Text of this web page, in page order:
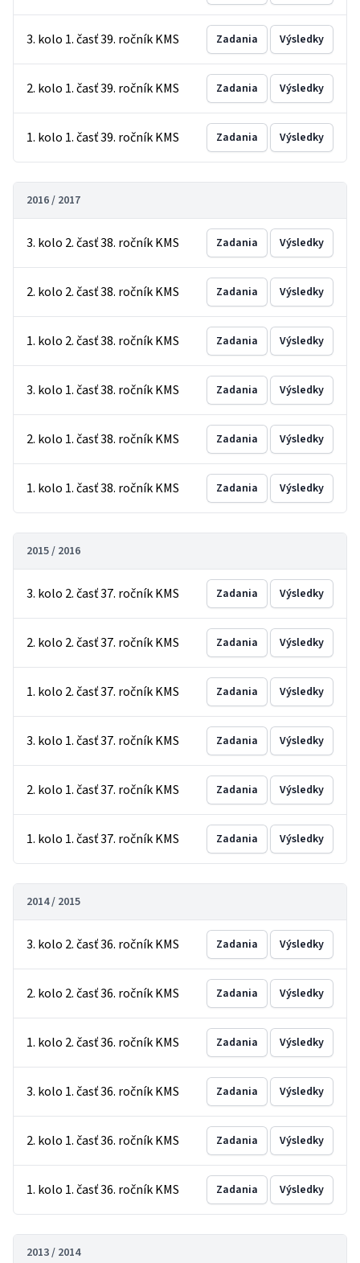
3. kolo 1. časť 39. ročník KMS Zadania Výsledky
2. kolo 1. časť 39. ročník KMS Zadania Výsledky
1. kolo 1. časť 39. ročník KMS Zadania Výsledky
2016 / 2017
3. kolo 2. časť 38. ročník KMS Zadania Výsledky
2. kolo 2. časť 38. ročník KMS Zadania Výsledky
1. kolo 2. časť 38. ročník KMS Zadania Výsledky
3. kolo 1. časť 38. ročník KMS Zadania Výsledky
2. kolo 1. časť 38. ročník KMS Zadania Výsledky
1. kolo 1. časť 38. ročník KMS Zadania Výsledky
2015 / 2016
3. kolo 2. časť 37. ročník KMS Zadania Výsledky
2. kolo 2. časť 37. ročník KMS Zadania Výsledky
1. kolo 2. časť 37. ročník KMS Zadania Výsledky
3. kolo 1. časť 37. ročník KMS Zadania Výsledky
2. kolo 1. časť 37. ročník KMS Zadania Výsledky
1. kolo 1. časť 37. ročník KMS Zadania Výsledky
2014 / 2015
3. kolo 2. časť 36. ročník KMS Zadania Výsledky
2. kolo 2. časť 36. ročník KMS Zadania Výsledky
1. kolo 2. časť 36. ročník KMS Zadania Výsledky
3. kolo 1. časť 36. ročník KMS Zadania Výsledky
2. kolo 1. časť 36. ročník KMS Zadania Výsledky
1. kolo 1. časť 36. ročník KMS Zadania Výsledky
2013 / 2014